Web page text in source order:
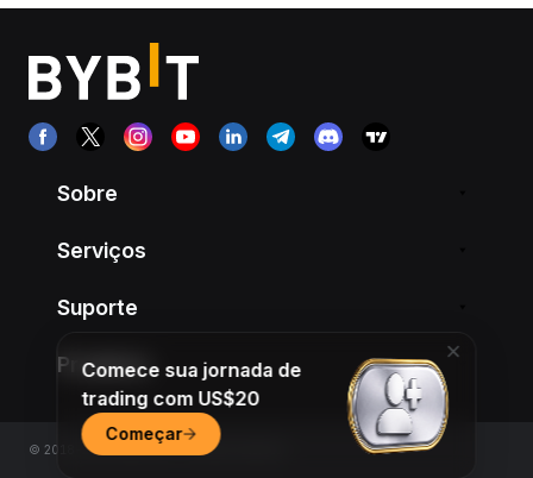
Sobre
Serviços
Suporte
Produtos
© 2018-2026 Bybit.com. All rights reserved.
Comece sua jornada de
trading com US$20
Começar